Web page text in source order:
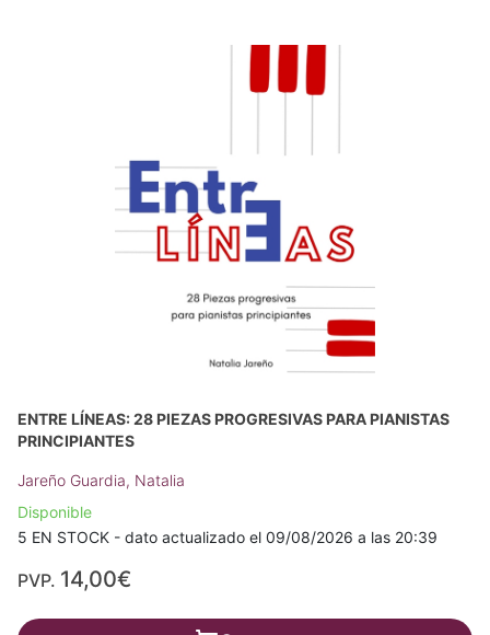
ENTRE LÍNEAS: 28 PIEZAS PROGRESIVAS PARA PIANISTAS
PRINCIPIANTES
Jareño Guardia, Natalia
Disponible
5 EN STOCK - dato actualizado el 09/08/2026 a las 20:39
PVP. 14,00€